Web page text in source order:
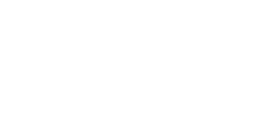
づき作成されるも
制御機器販売店・
類) : 1000ppm、
許可)を取得する
必要な手段を講じ
にこれらの製造装
者に通知します。